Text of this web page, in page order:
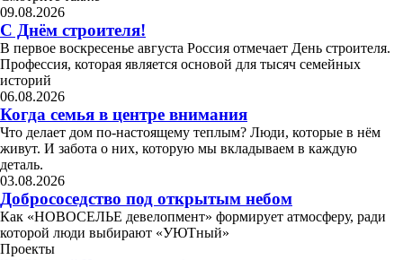
09.08.2026
С Днём строителя!
В первое воскресенье августа Россия отмечает День строителя.
Профессия, которая является основой для тысяч семейных
историй
06.08.2026
Когда семья в центре внимания
Что делает дом по-настоящему теплым? Люди, которые в нём
живут. И забота о них, которую мы вкладываем в каждую
деталь.
03.08.2026
Добрососедство под открытым небом
Как «НОВОСЕЛЬЕ девелопмент» формирует атмосферу, ради
которой люди выбирают «УЮТный»
Проекты